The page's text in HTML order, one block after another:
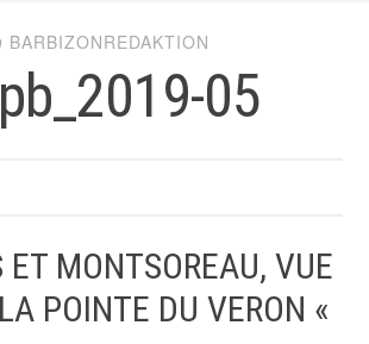
BARBIZONREDAKTION
05
ET MONTSOREAU, VUE
POINTE DU VERON «